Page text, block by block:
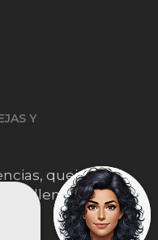
Y
quejas o
rellenando este